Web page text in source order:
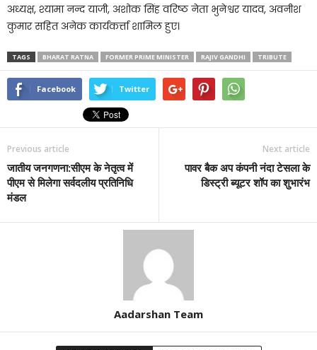
अध्यक्ष, श्यामा नन्द याजी, अशोक सिंह वरिष्ठ नेता भुनेश्वर यादव, अवनीश
कुमार सहित अनेक कार्यकर्त्ता शामिल हुए।
TAGS BHARAT RATNA FORMER PRIME MINISTER RAJIV GANDHI TRIBUTE
Facebook Twitter
Previous article
जातीय जनगणना:सीएम के नेतृत्व में
पीएम से मिलेगा सर्वदलीय प्रतिनिधि
मंडल
Next article
पावर बैक अप कंपनी नंदा टेसला के
डिस्ट्री ब्यू‍टर शॉप का शुभारंभ
Aadarshan Team